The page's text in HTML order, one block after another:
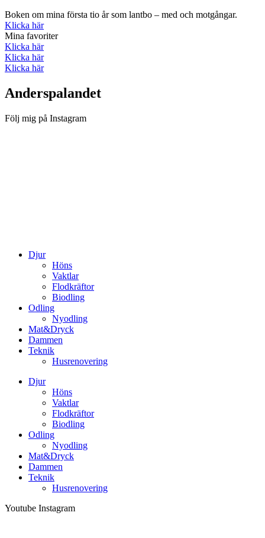
Boken om mina första tio år som lantbo – med och motgångar.
Klicka här
Mina favoriter
Klicka här
Klicka här
Klicka här
Anderspalandet
Följ mig på Instagram
Djur
Höns
Vaktlar
Flodkräftor
Biodling
Odling
Nyodling
Mat&Dryck
Dammen
Teknik
Husrenovering
Djur
Höns
Vaktlar
Flodkräftor
Biodling
Odling
Nyodling
Mat&Dryck
Dammen
Teknik
Husrenovering
Youtube Instagram